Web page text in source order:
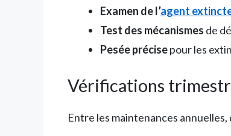
Examen de l’agent
Test des mécanismes de
Pesée précisepour les
Vérifications
Entre les maintenances